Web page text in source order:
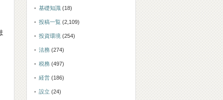
基礎知識 (18)
投稿一覧 (2,109)
投資環境 (254)
法務 (274)
税務 (497)
経営 (186)
設立 (24)